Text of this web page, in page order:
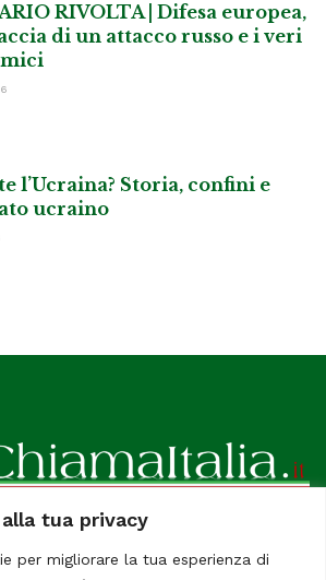
tua privacy
per migliorare la tua esperienza di
RIVOLTA | Difesa europea,
di un attacco russo e i veri
l’Ucraina? Storia, confini e
ucraino
TUO quotidiano online preferito.